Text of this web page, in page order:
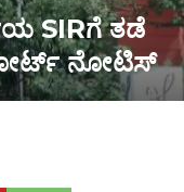
SIRಗೆ ತಡೆ
ನೋಟಿಸ್